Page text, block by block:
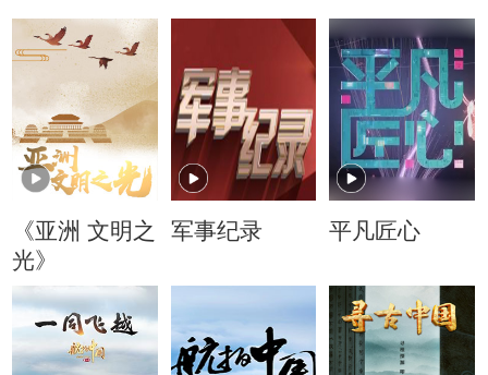
《亚洲 文明之
光》
军事纪录 平凡匠心